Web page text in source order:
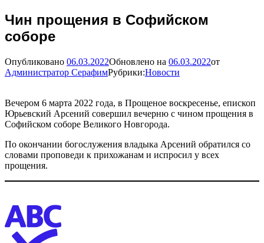
Чин прощения в Софийском
соборе
Опубликовано 06.03.2022Обновлено на 06.03.2022от
Администратор СерафимРубрики:Новости
Вечером 6 марта 2022 года, в Прощеное воскресенье, епископ
Юрьевский Арсений совершил вечерню с чином прощения в
Софийском соборе Великого Новгорода.
По окончании богослужения владыка Арсений обратился со
словами проповеди к прихожанам и испросил у всех
прощения.